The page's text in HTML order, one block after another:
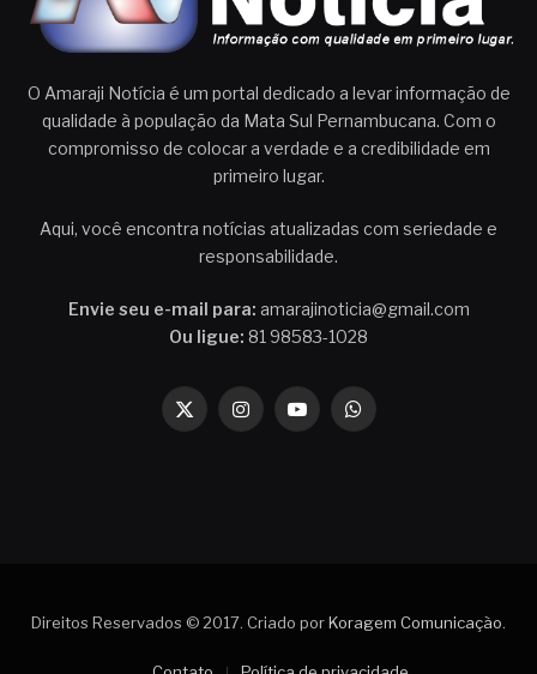
O Amaraji Notícia é um portal dedicado a levar informação de
qualidade à população da Mata Sul Pernambucana. Com o
compromisso de colocar a verdade e a credibilidade em
primeiro lugar.
Aqui, você encontra notícias atualizadas com seriedade e
responsabilidade.
Envie seu e-mail para: amarajinoticia@gmail.com
Ou ligue: 81 98583-1028
X
InstagramYouTubeWhatsApp
Direitos Reservados © 2017. Criado porKoragem Comunicação.